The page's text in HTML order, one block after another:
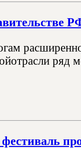
ряд